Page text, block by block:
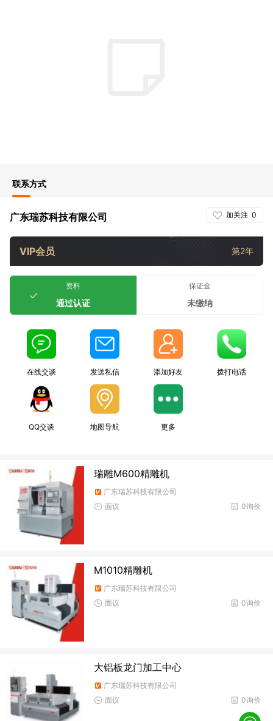
联系方式
加关注 0
广东瑞苏科技有限公司
VIP会员 第2年
资料
通过认证
保证金
未缴纳
在线交谈 发送私信 添加好友 拨打电话
QQ交谈 地图导航 更多
瑞雕M600精雕机
广东瑞苏科技有限公司
0询价
面议
M1010精雕机
广东瑞苏科技有限公司
0询价
面议
大铝板龙门加工中心
广东瑞苏科技有限公司
0询价
面议